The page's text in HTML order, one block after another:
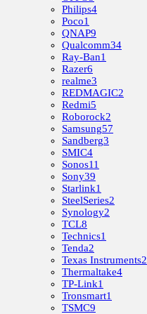
Philips4
Poco1
QNAP9
Qualcomm34
Ray-Ban1
Razer6
realme3
REDMAGIC2
Redmi5
Roborock2
Samsung57
Sandberg3
SMIC4
Sonos11
Sony39
Starlink1
SteelSeries2
Synology2
TCL8
Technics1
Tenda2
Texas Instruments2
Thermaltake4
TP-Link1
Tronsmart1
TSMC9